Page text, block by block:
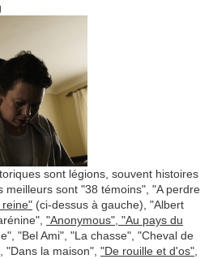
sont légions, souvent histoires
meilleurs sont "38 témoins", "A perdre
reine" (ci-dessus à gauche), "Albert
"Anonymous", "Au pays du
"Bel Ami", "La chasse", "Cheval de
la maison", "De rouille et d'os"